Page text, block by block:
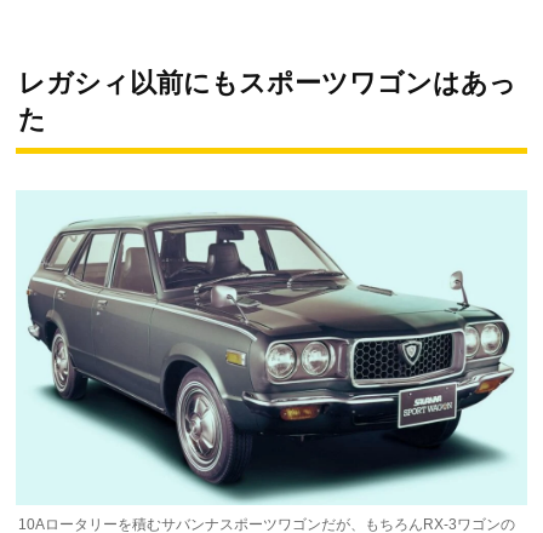
レガシィ以前にもスポーツワゴンはあっ
た
10Aロータリーを積むサバンナスポーツワゴンだが、もちろんRX-3ワゴンの